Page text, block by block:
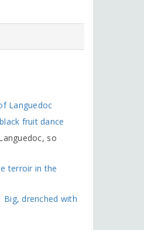
Languedoc
fruit dance
so
terroir in the
drenched with